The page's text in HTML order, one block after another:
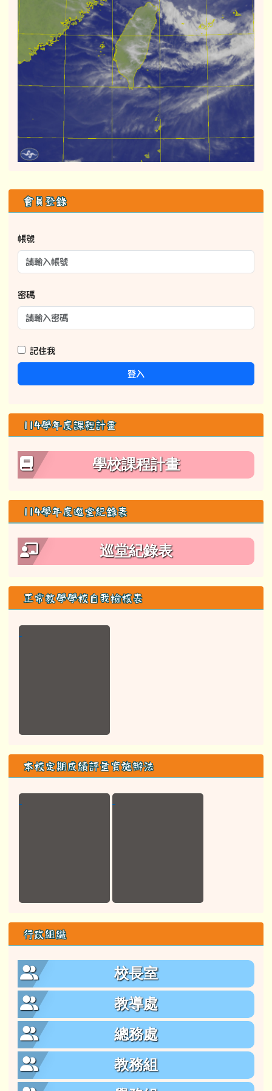
右邊區域內容
會員登錄
帳號
密碼
記住我
登入
114學年度課程計畫
學校課程計畫
114學年度巡堂紀錄表
巡堂紀錄表
正常教學學校自我檢核表
本校定期成績評量實施辦法
行政組織
校長室
教導處
總務處
教務組